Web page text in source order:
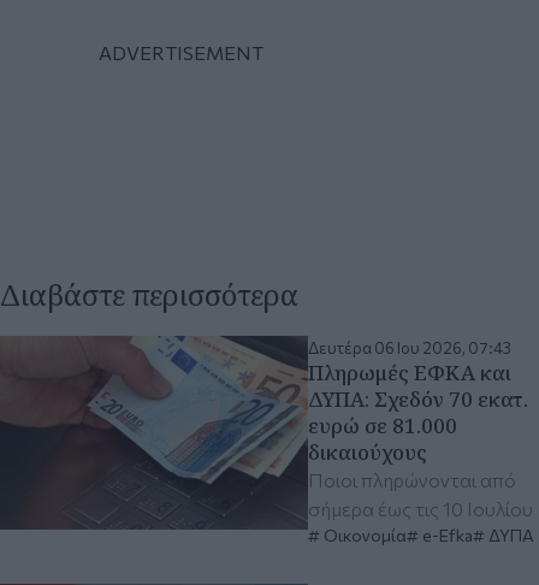
Διαβάστε περισσότερα
Δευτέρα 06 Ιου 2026, 07:43
Πληρωμές ΕΦΚΑ και
ΔΥΠΑ: Σχεδόν 70 εκατ.
ευρώ σε 81.000
δικαιούχους
Ποιοι πληρώνονται από
σήμερα έως τις 10 Ιουλίου
Οικονομία e-Efka ΔΥΠΑ